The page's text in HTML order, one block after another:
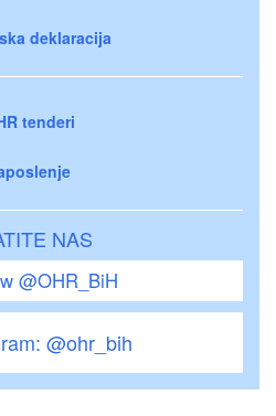
deklaracija
tenderi
NAS
@OHR_BiH
@ohr_bih